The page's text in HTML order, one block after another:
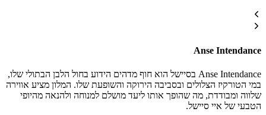
Anse Intendance
Anse Intendance בסיישל הוא חוף מדהים הידוע בחול הלבן הבתולי שלו,
במי הטורקיז הצלולים ובסביבה הירוקה והשופעת שלו. המלון מציע אווירה
שלווה ומבודדת, מה שהופך אותו ליעד מושלם למנוחה ולהנאה מהיופי
הטבעי של איי סיישל.